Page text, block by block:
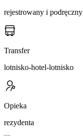
rejestrowany i podręczny
Transfer
lotnisko-hotel-lotnisko
Opieka
rezydenta